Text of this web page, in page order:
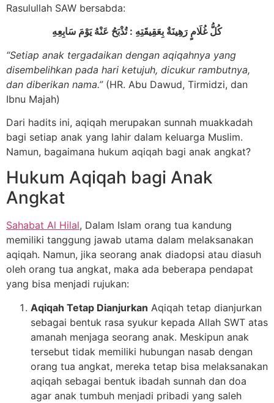
Rasulullah SAW bersabda:
كُلُّ غُلَامٍ رَهِينَةٌ بِعَقِيقَتِهِ : تُذْبَحُ عَنْهُ يَوْمَ سَابِعِهِ
“Setiap anak tergadaikan dengan aqiqahnya yang
disembelihkan pada hari ketujuh, dicukur rambutnya,
dan diberikan nama.”(HR. Abu Dawud, Tirmidzi, dan
Ibnu Majah)
Dari hadits ini, aqiqah merupakan sunnah muakkadah
bagi setiap anak yang lahir dalam keluarga Muslim.
Namun, bagaimana hukum aqiqah bagi anak angkat?
Hukum Aqiqah bagi Anak
Angkat
Sahabat Al Hilal, Dalam Islam orang tua kandung
memiliki tanggung jawab utama dalam melaksanakan
aqiqah. Namun, jika seorang anak diadopsi atau diasuh
oleh orang tua angkat, maka ada beberapa pendapat
yang bisa menjadi rujukan:
Aqiqah Tetap Dianjurkan Aqiqah tetap dianjurkan
sebagai bentuk rasa syukur kepada Allah SWT atas
amanah menjaga seorang anak. Meskipun anak
tersebut tidak memiliki hubungan nasab dengan
orang tua angkat, mereka tetap bisa melaksanakan
aqiqah sebagai bentuk ibadah sunnah dan doa
agar anak tumbuh menjadi pribadi yang saleh